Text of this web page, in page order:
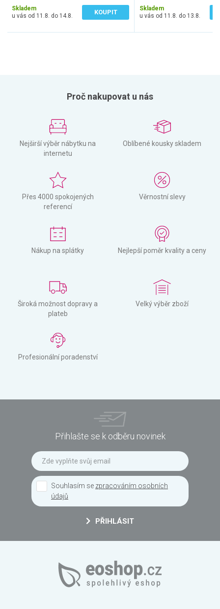
Skladem
u vás od 11.8. do 14.8.
KOUPIT
Skladem
u vás od 11.8. do 13.8.
Proč nakupovat u nás
Nejširší výběr nábytku na
internetu
Oblíbené kousky skladem
Přes 4000 spokojených
referencí
Věrnostní slevy
Nákup na splátky Nejlepší poměr kvality a ceny
Široká možnost dopravy a
plateb
Velký výběr zboží
Profesionální poradenství
Přihlašte se k odběru novinek
Souhlasím se zpracováním osobních
údajů
PŘIHLÁSIT